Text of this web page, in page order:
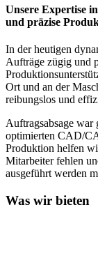
Unsere Expertise
und präzise
In der heutigen
Aufträge zügig und
Ort und an der
reibungslos und
Auftragsabsage war
optimierten CAD/
Produktion helfen
Mitarbeiter fehlen
ausgeführt werden
Was wir bieten